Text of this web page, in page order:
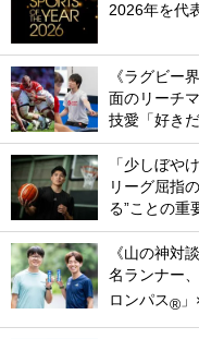
2026年を代
《ラグビー
面のリーチ
技愛「好き
「少しぼや
リーグ屈指
る”ことの重
《山の神対
名ランナー
ロンパス®